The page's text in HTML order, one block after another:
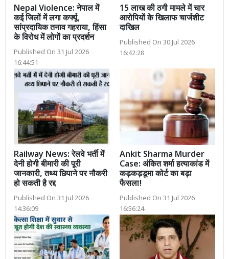
Nepal Violence: नेपाल में
कई जिलों में लगा कर्फ्यू,
सांप्रदायिक तनाव गहराया, हिंसा
के विरोध में लोगों का प्रदर्शन
Published On 31 Jul 2026
16:44:51
15 लाख की ठगी मामले में चार
आरोपियों के खिलाफ चार्जशीट
दाखिल
Published On 30 Jul 2026
16:42:28
Railway News: रेलवे भर्ती में
देनी होगी बीमारी की पूरी
जानकारी, तथ्य छिपाने पर नौकरी
हो सकती है रद्द
Published On 31 Jul 2026
14:36:09
Ankit Sharma Murder
Case: अंकित शर्मा हत्याकांड में
कड़कड़डूमा कोर्ट का बड़ा
फैसला!
Published On 31 Jul 2026
16:56:24